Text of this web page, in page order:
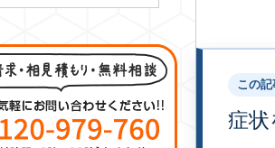
この
症